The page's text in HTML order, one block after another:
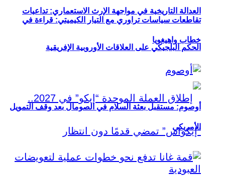
العدالة التاريخية في مواجهة الإرث الاستعماري: تداعيات
الحكم البلجيكي على العلاقات الأوروبية الإفريقية
تقاطعات سياسات تراوري مع التيار الكيميتي: قراءة في
خطاب واهيغويا
أوصوم: مستقبل بعثة السلام في الصومال بعد وقف التمويل
الأمريكي